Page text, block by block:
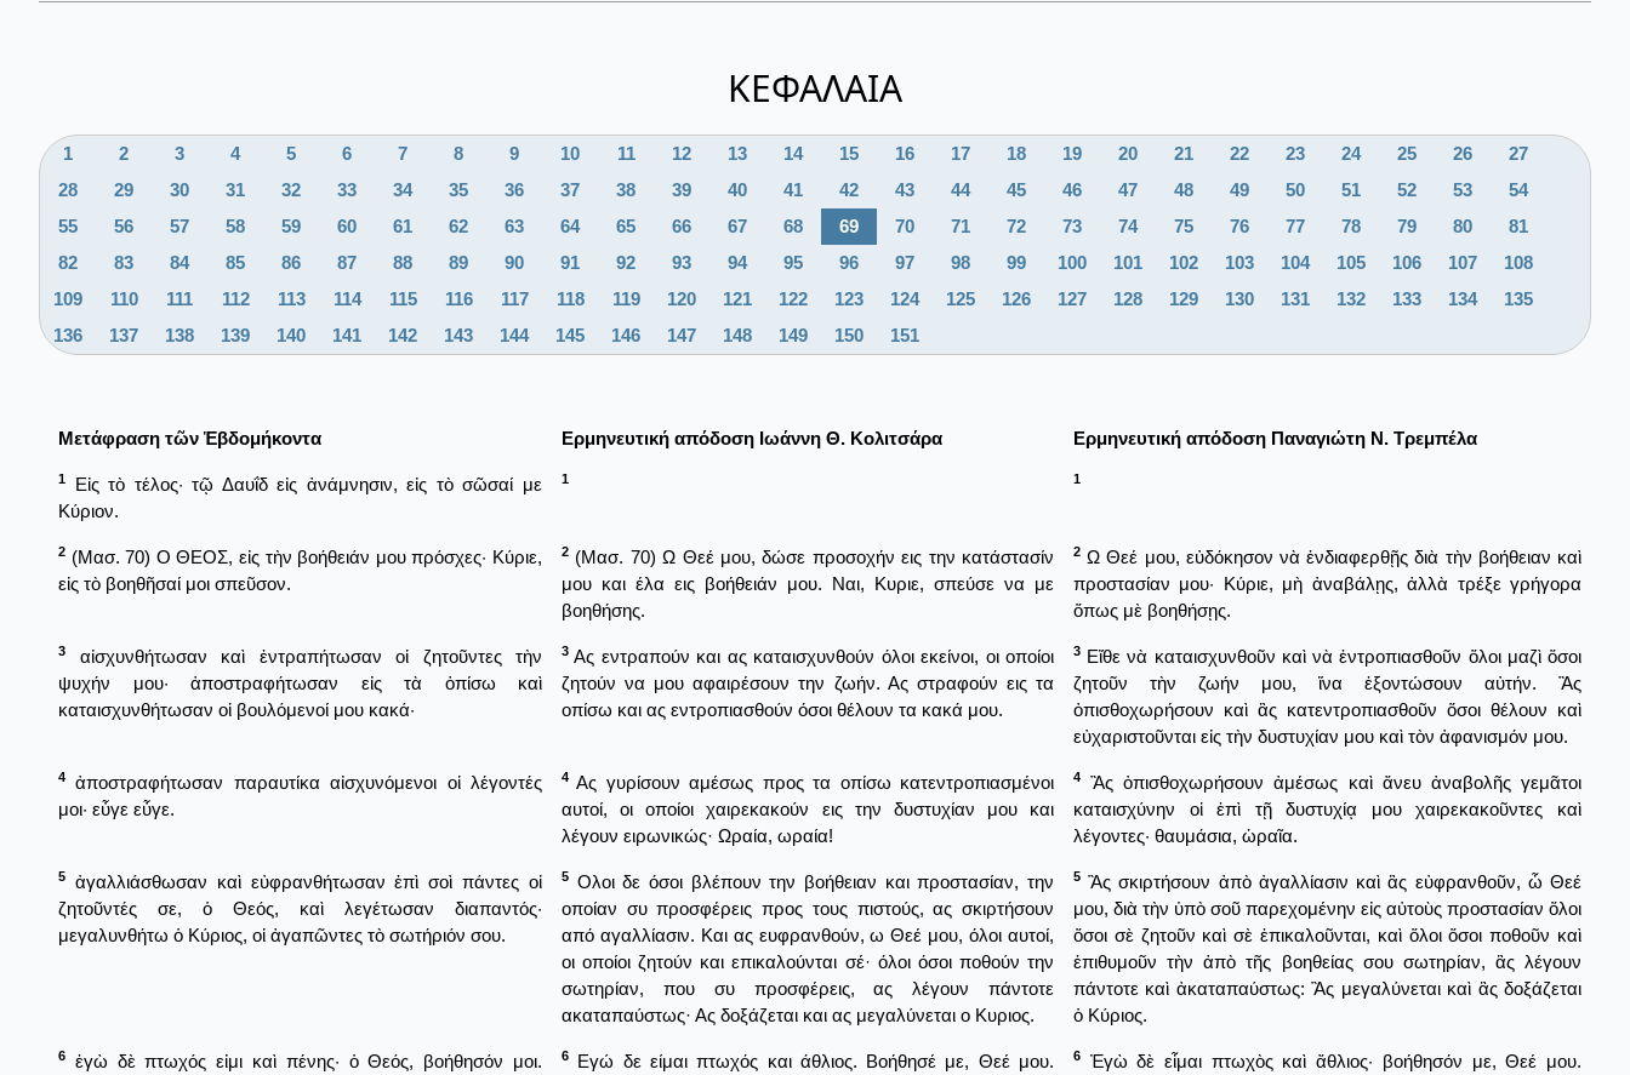
ΚΕΦΑΛΑΙΑ
1 2 3 4 5 6 7 8 9 10 11 12 13 14 15 16 17 18 19 20 21 22 23 24 25 26
27
28
29 30 31 32 33 34 35 36 37 38 39 40 41 42 43 44 45 46 47 48 49 50 51 52 53
54
55
56 57 58 59 60 61 62 63 64 65 66 67 68 69 70 71 72 73 74 75 76 77 78 79 80
81
82
83 84 85 86 87 88 89 90 91 92 93 94 95 96 97 98 99 100 101 102 103 104 105 106 107
108
109
110 111 112 113 114 115 116 117 118 119 120 121 122 123 124 125 126 127 128 129 130 131 132 133 134
135
136
137 138 139 140 141 142 143 144 145 146 147 148 149 150 151
Μετάφραση τῶν Ἑβδομήκοντα Ερμηνευτική απόδοση Ιωάννη Θ. Κολιτσάρα Ερμηνευτική απόδοση Παναγιώτη Ν. Τρεμπέλα
1
Εἰς τὸ τέλος· τῷ Δαυΐδ εἰς ἀνάμνησιν, εἰς τὸ σῶσαί με
Κύριον.
1 1
2 (Μασ. 70) Ο ΘΕΟΣ, εἰς τὴν βοήθειάν μου πρόσχες· Κύριε,
εἰς τὸ βοηθῆσαί μοι σπεῦσον.
2 (Μασ. 70) Ω Θεέ μου, δώσε προσοχήν εις την κατάστασίν
μου και έλα εις βοήθειάν μου. Ναι, Κυριε, σπεύσε να με
βοηθήσης.
2 Ω Θεέ μου, εὐδόκησον νὰ ἐνδιαφερθῇς διὰ τὴν βοήθειαν καὶ
προστασίαν μου· Κύριε, μὴ ἀναβάλῃς, ἀλλὰ τρέξε γρήγορα
ὅπως μὲ βοηθήσῃς.
3
αἰσχυνθήτωσαν καὶ ἐντραπήτωσαν οἱ ζητοῦντες τὴν
ψυχήν μου· ἀποστραφήτωσαν εἰς τὰ ὀπίσω καὶ
καταισχυνθήτωσαν οἱ βουλόμενοί μου κακά·
3 Ας εντραπούν και ας καταισχυνθούν όλοι εκείνοι, οι οποίοι
ζητούν να μου αφαιρέσουν την ζωήν. Ας στραφούν εις τα
οπίσω και ας εντροπιασθούν όσοι θέλουν τα κακά μου.
3 Εἴθε νὰ καταισχυνθοῦν καὶ νὰ ἐντροπιασθοῦν ὅλοι μαζὶ ὅσοι
ζητοῦν τὴν ζωήν μου, ἵνα ἐξοντώσουν αὐτήν. Ἂς
ὀπισθοχωρήσουν καὶ ἂς κατεντροπιασθοῦν ὅσοι θέλουν καὶ
εὐχαριστοῦνται εἰς τὴν δυστυχίαν μου καὶ τὸν ἀφανισμόν μου.
4
ἀποστραφήτωσαν παραυτίκα αἰσχυνόμενοι οἱ λέγοντές
μοι· εὖγε εὖγε.
4 Ας γυρίσουν αμέσως προς τα οπίσω κατεντροπιασμένοι
αυτοί, οι οποίοι χαιρεκακούν εις την δυστυχίαν μου και
λέγουν ειρωνικώς· Ωραία, ωραία!
4
Ἂς ὀπισθοχωρήσουν ἀμέσως καὶ ἄνευ ἀναβολῆς γεμᾶτοι
καταισχύνην οἱ ἐπὶ τῇ δυστυχίᾳ μου χαιρεκακοῦντες καὶ
λέγοντες· θαυμάσια, ὡραῖα.
5
ἀγαλλιάσθωσαν καὶ εὐφρανθήτωσαν ἐπὶ σοὶ πάντες οἱ
ζητοῦντές σε, ὁ Θεός, καὶ λεγέτωσαν διαπαντός·
μεγαλυνθήτω ὁ Κύριος, οἱ ἀγαπῶντες τὸ σωτήριόν σου.
5 Ολοι δε όσοι βλέπουν την βοήθειαν και προστασίαν, την
οποίαν συ προσφέρεις προς τους πιστούς, ας σκιρτήσουν
από αγαλλίασιν. Και ας ευφρανθούν, ω Θεέ μου, όλοι αυτοί,
οι οποίοι ζητούν και επικαλούνται σέ· όλοι όσοι ποθούν την
σωτηρίαν, που συ προσφέρεις, ας λέγουν πάντοτε
ακαταπαύστως· Ας δοξάζεται και ας μεγαλύνεται ο Κυριος.
5 Ἂς σκιρτήσουν ἀπὸ ἀγαλλίασιν καὶ ἂς εὐφρανθοῦν, ὦ Θεέ
μου, διὰ τὴν ὑπὸ σοῦ παρεχομένην εἰς αὐτοὺς προστασίαν ὅλοι
ὅσοι σὲ ζητοῦν καὶ σὲ ἐπικαλοῦνται, καὶ ὅλοι ὅσοι ποθοῦν καὶ
ἐπιθυμοῦν τὴν ἀπὸ τῆς βοηθείας σου σωτηρίαν, ἂς λέγουν
πάντοτε καὶ ἀκαταπαύστως: Ἂς μεγαλύνεται καὶ ἂς δοξάζεται
ὁ Κύριος.
6 ἐγὼ δὲ πτωχός εἰμι καὶ πένης· ὁ Θεός, βοήθησόν μοι. 6 Εγώ δε είμαι πτωχός και άθλιος. Βοήθησέ με, Θεέ μου. 6 Ἐγὼ δὲ εἶμαι πτωχὸς καὶ ἄθλιος· βοήθησόν με, Θεέ μου.